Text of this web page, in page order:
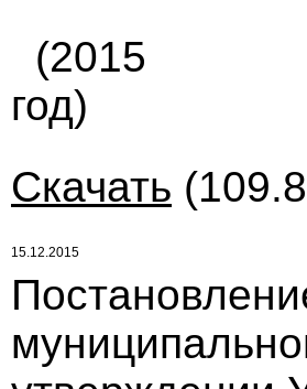
(2015
год)
Скачать
15.12.2015